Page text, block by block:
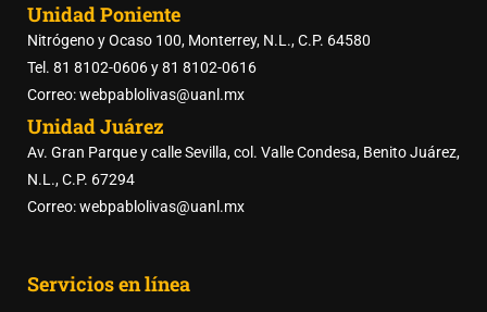
Unidad Poniente
Nitrógeno y Ocaso 100, Monterrey, N.L., C.P. 64580
Tel. 81 8102-0606 y 81 8102-0616
Correo: webpablolivas@uanl.mx
Unidad Juárez
Av. Gran Parque y calle Sevilla, col. Valle Condesa, Benito Juárez,
N.L., C.P. 67294
Correo: webpablolivas@uanl.mx
Servicios en línea